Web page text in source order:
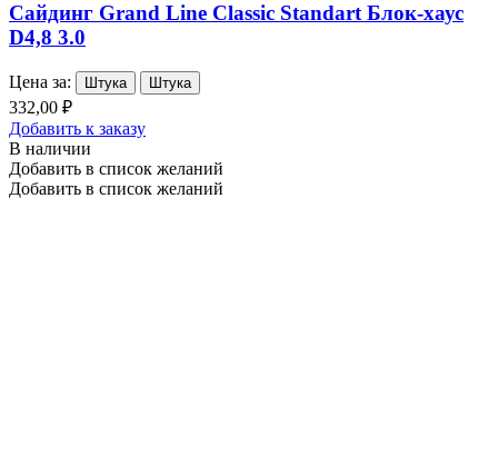
Сайдинг Grand Line Classic Standart Блок-хаус
D4,8 3.0
Цена за: Штука Штука
332,00 ₽
Добавить к заказу
В наличии
Добавить в список желаний
Добавить в список желаний